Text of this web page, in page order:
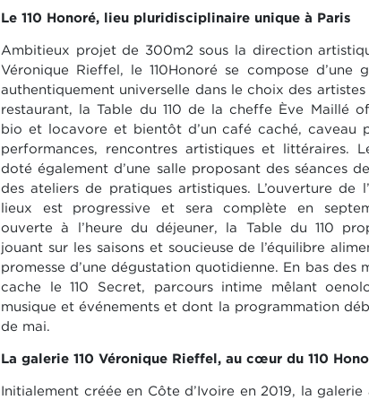
Le 110 Honoré, lieu pluridisciplinaire unique à Paris
Ambitieux projet de 300m2 sous la direction
Véronique Rieffel, le 110Honoré se compose d’une
authentiquement universelle dans le choix des artistes
restaurant, la Table du 110 de la cheffe Ève Maillé
bio et locavore et bientôt d’un café caché, caveau
performances, rencontres artistiques et littéraires.
doté également d’une salle proposant des séances
des ateliers de pratiques artistiques. L’ouverture de
lieux est progressive et sera complète en
ouverte à l’heure du déjeuner, la Table du 110
jouant sur les saisons et soucieuse de l’équilibre
promesse d’une dégustation quotidienne. En bas des
cache le 110 Secret, parcours intime mêlant
musique et événements et dont la programmation
de mai.
La galerie 110 Véronique Rieffel, au cœur du 110
Initialement créée en Côte d’Ivoire en 2019, la